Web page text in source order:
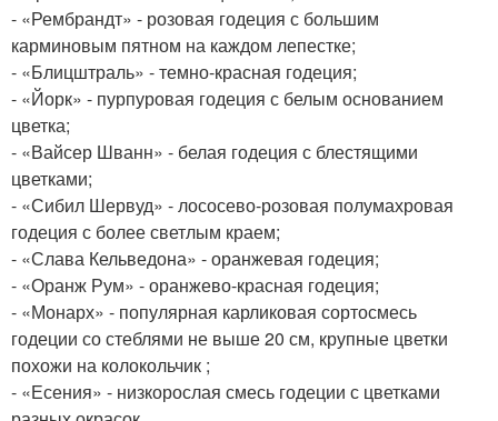
- «Рембрандт» - розовая годеция с большим
карминовым пятном на каждом лепестке;
- «Блицштраль» - темно-красная годеция;
- «Йорк» - пурпуровая годеция с белым основанием
цветка;
- «Вайсер Шванн» - белая годеция с блестящими
цветками;
- «Сибил Шервуд» - лососево-розовая полумахровая
годеция с более светлым краем;
- «Слава Кельведона» - оранжевая годеция;
- «Оранж Рум» - оранжево-красная годеция;
- «Монарх» - популярная карликовая сортосмесь
годеции со стеблями не выше 20 см, крупные цветки
похожи на колокольчик ;
- «Есения» - низкорослая смесь годеции с цветками